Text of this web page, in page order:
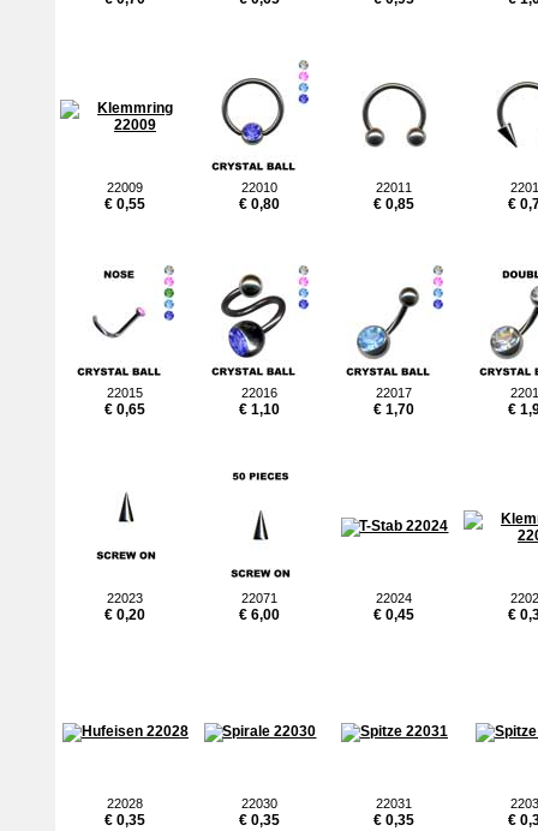
22009
€ 0,55
22010
€ 0,80
22011
€ 0,85 €
22015
€ 0,65
22016
€ 1,10
22017
€ 1,70 €
22023
€ 0,20
22071
€ 6,00
22024
€ 0,45 €
22028
€ 0,35
22030
€ 0,35
22031
€ 0,35 €